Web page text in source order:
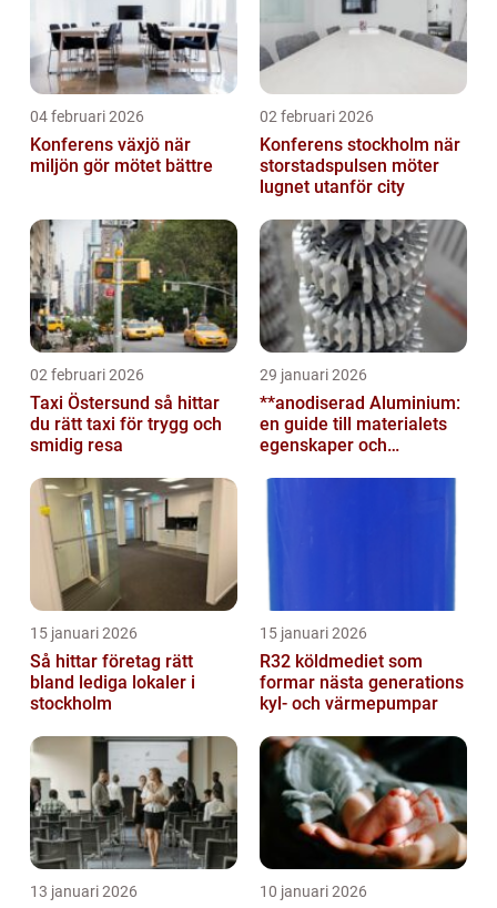
04 februari 2026
Konferens växjö när
miljön gör mötet bättre
02 februari 2026
Konferens stockholm när
storstadspulsen möter
lugnet utanför city
02 februari 2026
Taxi Östersund så hittar
du rätt taxi för trygg och
smidig resa
29 januari 2026
**anodiserad Aluminium:
en guide till materialets
egenskaper och
15 januari 2026
Så hittar företag rätt
bland lediga lokaler i
stockholm
15 januari 2026
R32 köldmediet som
formar nästa generations
kyl- och värmepumpar
13 januari 2026 10 januari 2026